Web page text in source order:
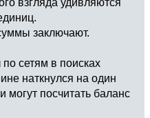
заключают.
сетям в поисках
наткнулся на один
могут посчитать баланс